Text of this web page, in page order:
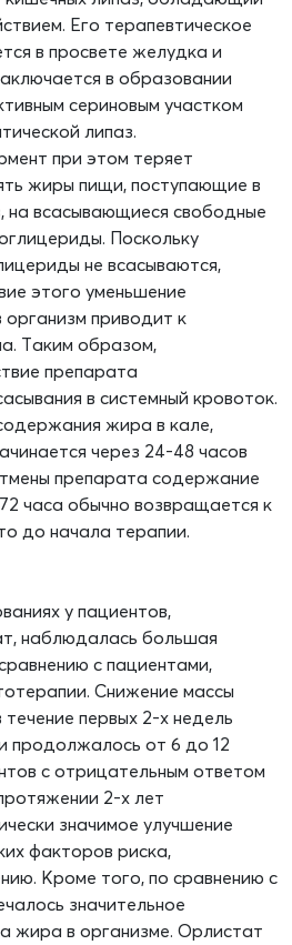
Его терапевтическое
в просвете желудка и
в образовании
сериновым участком
липаз.
при этом теряет
жиры пищи, поступающие в
на всасывающиеся свободные
Поскольку
не всасываются,
этого уменьшение
организм приводит к
Таким образом,
препарата
в системный кровоток.
жира в кале,
через 24-48 часов
препарата содержание
часа обычно возвращается к
до начала терапии.
у пациентов,
наблюдалась большая
с пациентами,
Снижение массы
первых 2-х недель
продолжалось от 6 до 12
с отрицательным ответом
2-х лет
значимое улучшение
факторов риска,
Кроме того, по сравнению с
значительное
жира в организме. Орлистат